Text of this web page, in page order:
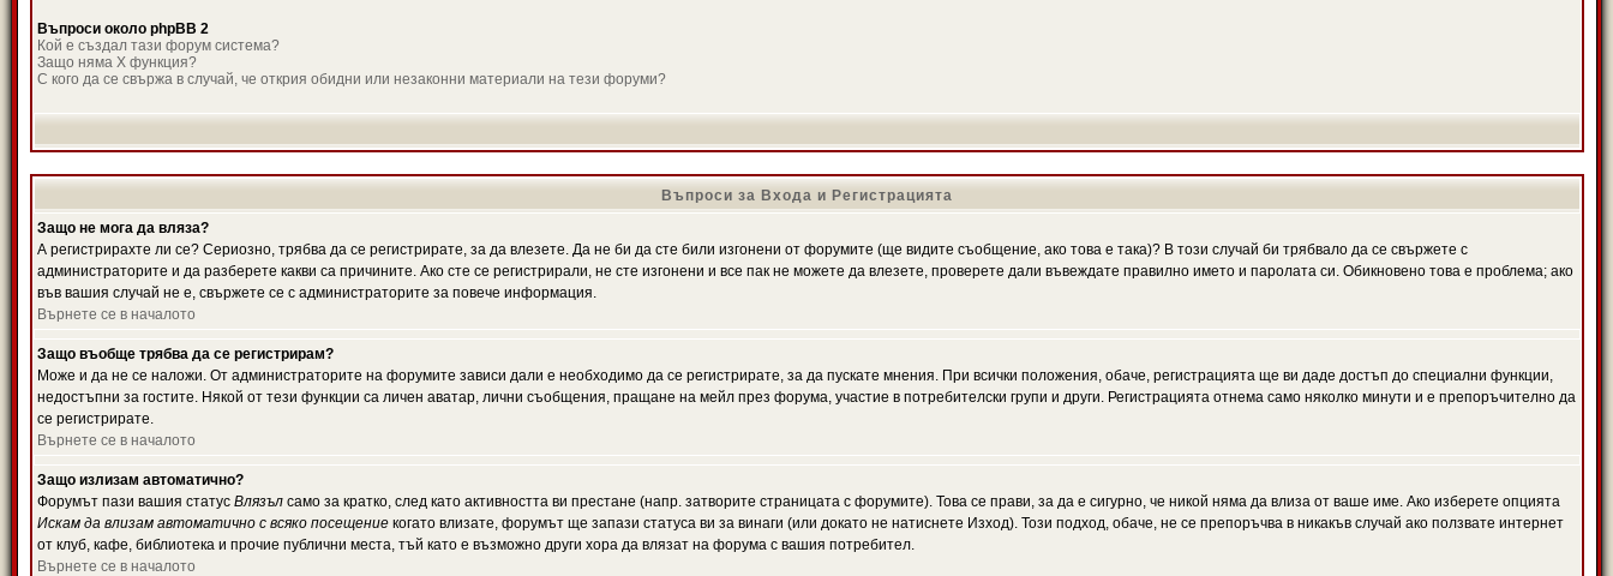
Въпроси около phpBB 2
Кой е създал тази форум система?
Защо няма X функция?
С кого да се свържа в случай, че открия обидни или незаконни материали на тези форуми?
Въпроси за Входа и Регистрацията
Защо не мога да вляза?
А регистрирахте ли се? Сериозно, трябва да се регистрирате, за да влезете. Да не би да сте били изгонени от форумите (ще видите съобщение, ако това е така)? В този случай би трябвало да се свържете с
администраторите и да разберете какви са причините. Ако сте се регистрирали, не сте изгонени и все пак не можете да влезете, проверете дали въвеждате правилно името и паролата си. Обикновено това е проблема; ако
във вашия случай не е, свържете се с администраторите за повече информация.
Върнете се в началото
Защо въобще трябва да се регистрирам?
Може и да не се наложи. От администраторите на форумите зависи дали е необходимо да се регистрирате, за да пускате мнения. При всички положения, обаче, регистрацията ще ви даде достъп до специални функции,
недостъпни за гостите. Някой от тези функции са личен аватар, лични съобщения, пращане на мейл през форума, участие в потребителски групи и други. Регистрацията отнема само няколко минути и е препоръчително да
се регистрирате.
Върнете се в началото
Защо излизам автоматично?
Форумът пази вашия статус Влязъл само за кратко, след като активността ви престане (напр. затворите страницата с форумите). Това се прави, за да е сигурно, че никой няма да влиза от ваше име. Ако изберете опцията
Искам да влизам автоматично с всяко посещение когато влизате, форумът ще запази статуса ви за винаги (или докато не натиснете Изход). Този подход, обаче, не се препоръчва в никакъв случай ако ползвате интернет
от клуб, кафе, библиотека и прочие публични места, тъй като е възможно други хора да влязат на форума с вашия потребител.
Върнете се в началото